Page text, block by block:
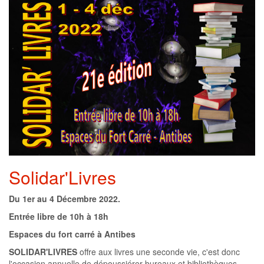
Solidar'Livres
Du 1er au 4 Décembre 2022.
Entrée libre de 10h à 18h
Espaces du fort carré à Antibes
SOLIDAR'LIVRES offre aux livres une seconde vie, c'est donc